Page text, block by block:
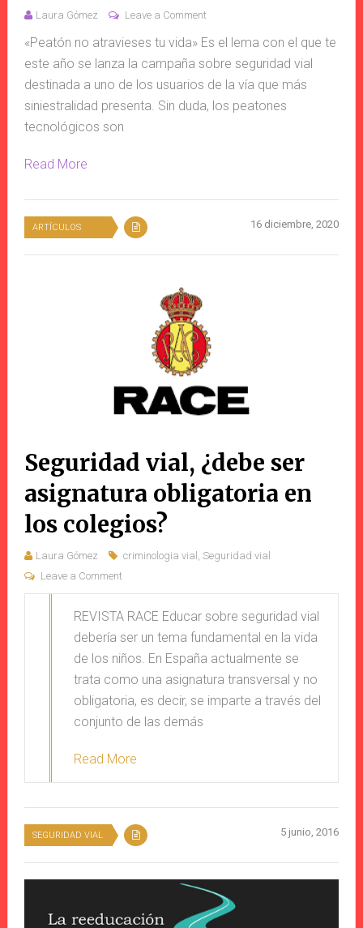
Laura Gómez Leave a Comment
«Peatón no atravieses tu vida» Es el lema con el que te
este año se lanza la campaña sobre seguridad vial
destinada a uno de los usuarios de la vía que más
siniestralidad presenta. Sin duda, los peatones
tecnológicos son
Read More
ARTÍCULOS 16 diciembre, 2020
Seguridad vial, ¿debe ser
asignatura obligatoria en
los colegios?
Laura Gómez criminologia vial , Seguridad vial
Leave a Comment
REVISTA RACE Educar sobre seguridad vial
debería ser un tema fundamental en la vida
de los niños. En España actualmente se
trata como una asignatura transversal y no
obligatoria, es decir, se imparte a través del
conjunto de las demás
Read More
SEGURIDAD VIAL 5 junio, 2016